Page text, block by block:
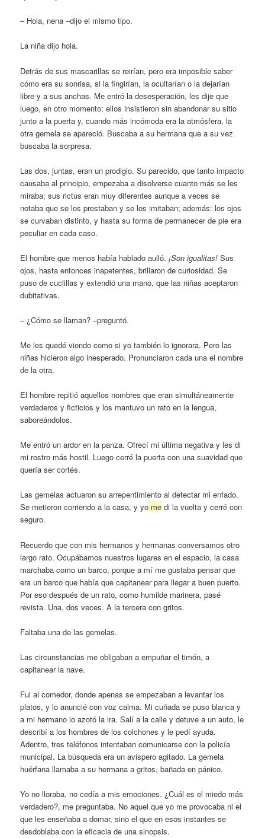
– Hola, nena –dijo el mismo tipo.
La niña dijo hola.
Detrás de sus mascarillas se reirían, pero era imposible saber
cómo era su sonrisa, si la fingirían, la ocultarían o la dejarían
libre y a sus anchas. Me entró la desesperación, les dije que
luego, en otro momento; ellos insistieron sin abandonar su sitio
junto a la puerta y, cuando más incómoda era la atmósfera, la
otra gemela se apareció. Buscaba a su hermana que a su vez
buscaba la sorpresa.
Las dos, juntas, eran un prodigio. Su parecido, que tanto impacto
causaba al principio, empezaba a disolverse cuanto más se les
miraba; sus rictus eran muy diferentes aunque a veces se
notaba que se los prestaban y se los imitaban; además: los ojos
se curvaban distinto, y hasta su forma de permanecer de pie era
peculiar en cada caso.
El hombre que menos había hablado aulló.¡Son igualitas!Sus
ojos, hasta entonces inapetentes, brillaron de curiosidad. Se
puso de cuclillas y extendió una mano, que las niñas aceptaron
dubitativas.
– ¿Cómo se llaman? –preguntó.
Me les quedé viendo como si yo también lo ignorara. Pero las
niñas hicieron algo inesperado. Pronunciaron cada una el nombre
de la otra.
El hombre repitió aquellos nombres que eran simultáneamente
verdaderos y ficticios y los mantuvo un rato en la lengua,
saboreándolos.
Me entró un ardor en la panza. Ofrecí mi última negativa y les di
mi rostro más hostil. Luego cerré la puerta con una suavidad que
quería ser cortés.
Las gemelas actuaron su arrepentimiento al detectar mi enfado.
Se metieron corriendo a la casa, y yo me di la vuelta y cerré con
seguro.
Recuerdo que con mis hermanos y hermanas conversamos otro
largo rato. Ocupábamos nuestros lugares en el espacio, la casa
marchaba como un barco, porque a mí me gustaba pensar que
era un barco que había que capitanear para llegar a buen puerto.
Por eso después de un rato, como humilde marinera, pasé
revista. Una, dos veces. A la tercera con gritos.
Faltaba una de las gemelas.
Las circunstancias me obligaban a empuñar el timón, a
capitanear la nave.
Fui al comedor, donde apenas se empezaban a levantar los
platos, y lo anuncié con voz calma. Mi cuñada se puso blanca y
a mi hermano lo azotó la ira. Salí a la calle y detuve a un auto, le
describí a los hombres de los colchones y le pedí ayuda.
Adentro, tres teléfonos intentaban comunicarse con la policía
municipal. La búsqueda era un avispero agitado. La gemela
huérfana llamaba a su hermana a gritos, bañada en pánico.
Yo no lloraba, no cedía a mis emociones. ¿Cuál es el miedo más
verdadero?, me preguntaba. No aquel que yo me provocaba ni el
que les enseñaba a domar, sino el que en esos instantes se
desdoblaba con la eficacia de una sinopsis.